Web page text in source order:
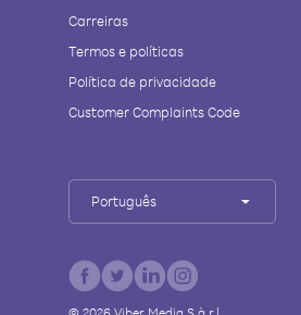
Carreiras
Termos e políticas
Política de privacidade
Customer Complaints Code
Português